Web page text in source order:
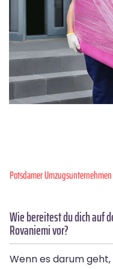
Potsdamer Umzugsunternehmen
Wie bereitest du dich auf
Rovaniemi vor?
Wenn es darum